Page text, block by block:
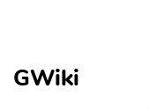
GWiki